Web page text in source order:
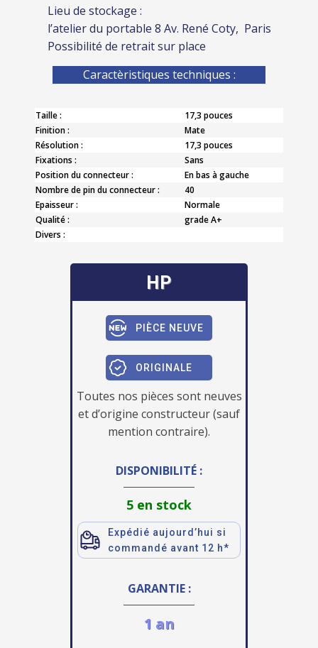
Lieu de stockage :
l’atelier du portable 8 Av. René Coty, Paris
Possibilité de retrait sur place
Caractèristiques techniques :
Taille :
17,3 pouces
Finition :
Mate
Résolution :
17,3 pouces
Fixations :
Sans
Position du connecteur :
En bas à gauche
Nombre de pin du connecteur :
40
Epaisseur :
Normale
Qualité :
grade A+
Divers :
HP
PIÈCE NEUVE
ORIGINALE
Toutes nos pièces sont neuves
et d’origine constructeur (sauf
mention contraire).
DISPONIBILITÉ :
5 en stock
Expédié aujourd’hui si
commandé avant 12 h*
GARANTIE :
1 an